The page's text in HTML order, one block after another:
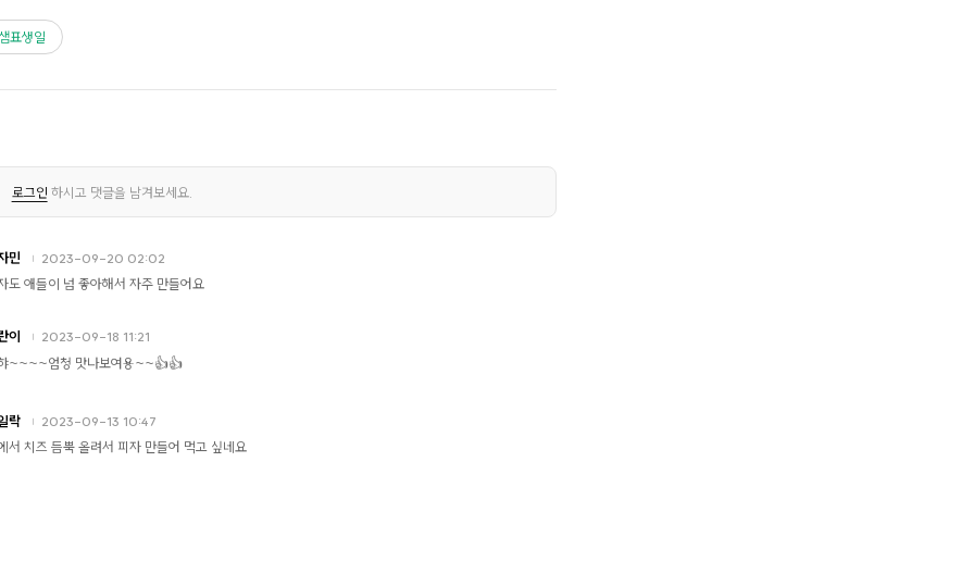
표생일
로그인 하시고 댓글을 남겨보세요.
민 2023-09-20 02:02
도 애들이 넘 좋아해서 자주 만들어요
이 2023-09-18 11:21
~~~~엄청 맛나보여용~~👍👍
락 2023-09-13 10:47
서 치즈 듬뿍 올려서 피자 만들어 먹고 싶네요